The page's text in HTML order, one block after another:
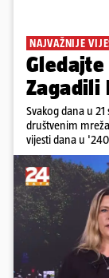
NAJVAŽNIJE
Zagadili
Svakog dana u
društvenim
vijesti dana u
Krnetić: Lika
poginulih u
Žabna, Borba za
otkaz...